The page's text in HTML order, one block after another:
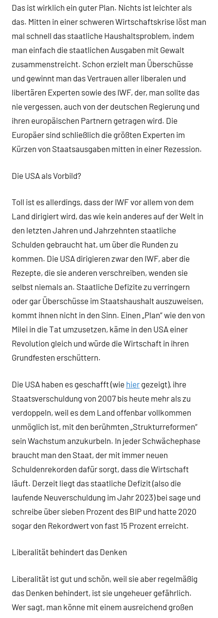
Das ist wirklich ein guter Plan. Nichts ist leichter als
das. Mitten in einer schweren Wirtschaftskrise löst man
mal schnell das staatliche Haushaltsproblem, indem
man einfach die staatlichen Ausgaben mit Gewalt
zusammenstreicht. Schon erzielt man Überschüsse
und gewinnt man das Vertrauen aller liberalen und
libertären Experten sowie des IWF, der, man sollte das
nie vergessen, auch von der deutschen Regierung und
ihren europäischen Partnern getragen wird. Die
Europäer sind schließlich die größten Experten im
Kürzen von Staatsausgaben mitten in einer Rezession.
Die USA als Vorbild?
Toll ist es allerdings, dass der IWF vor allem von dem
Land dirigiert wird, das wie kein anderes auf der Welt in
den letzten Jahren und Jahrzehnten staatliche
Schulden gebraucht hat, um über die Runden zu
kommen. Die USA dirigieren zwar den IWF, aber die
Rezepte, die sie anderen verschreiben, wenden sie
selbst niemals an. Staatliche Defizite zu verringern
oder gar Überschüsse im Staatshaushalt auszuweisen,
kommt ihnen nicht in den Sinn. Einen „Plan“ wie den von
Milei in die Tat umzusetzen, käme in den USA einer
Revolution gleich und würde die Wirtschaft in ihren
Grundfesten erschüttern.
Die USA haben es geschafft (wie hier gezeigt), ihre
Staatsverschuldung von 2007 bis heute mehr als zu
verdoppeln, weil es dem Land offenbar vollkommen
unmöglich ist, mit den berühmten „Strukturreformen“
sein Wachstum anzukurbeln. In jeder Schwächephase
braucht man den Staat, der mit immer neuen
Schuldenrekorden dafür sorgt, dass die Wirtschaft
läuft. Derzeit liegt das staatliche Defizit (also die
laufende Neuverschuldung im Jahr 2023) bei sage und
schreibe über sieben Prozent des BIP und hatte 2020
sogar den Rekordwert von fast 15 Prozent erreicht.
Liberalität behindert das Denken
Liberalität ist gut und schön, weil sie aber regelmäßig
das Denken behindert, ist sie ungeheuer gefährlich.
Wer sagt, man könne mit einem ausreichend großen